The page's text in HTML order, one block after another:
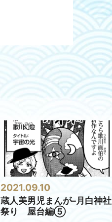
2021.09.10
蔵人美男児まんが–月白神社
祭り 屋台編⑤